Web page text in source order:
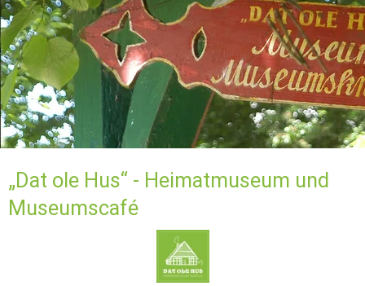
„Dat ole Hus“ - Heimatmuseum und
Museumscafé